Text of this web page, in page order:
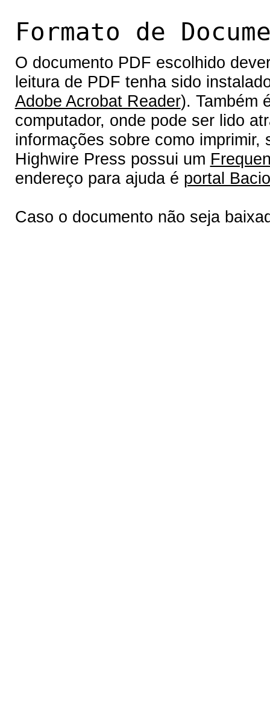
Formato de
O documento PDF escolhido
leitura de PDF tenha sido
Adobe Acrobat Reader). Também
computador, onde pode ser lido
informações sobre como
Highwire Press possui um
endereço para ajuda é portal
Caso o documento não seja